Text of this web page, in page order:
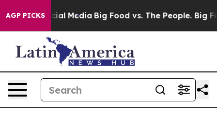
AGP PICKS
on Social Media Big Food vs. The People. Big